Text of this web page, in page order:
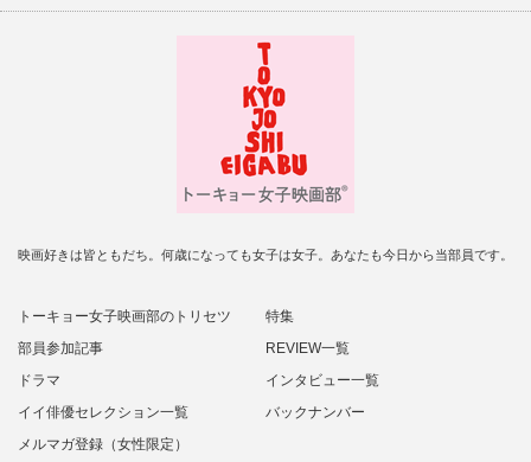
映画好きは皆ともだち。何歳になっても女子は女子。あなたも今日から当部員です。
トーキョー女子映画部のトリセツ
特集
部員参加記事
REVIEW一覧
ドラマ
インタビュー一覧
イイ俳優セレクション一覧
バックナンバー
メルマガ登録（女性限定）